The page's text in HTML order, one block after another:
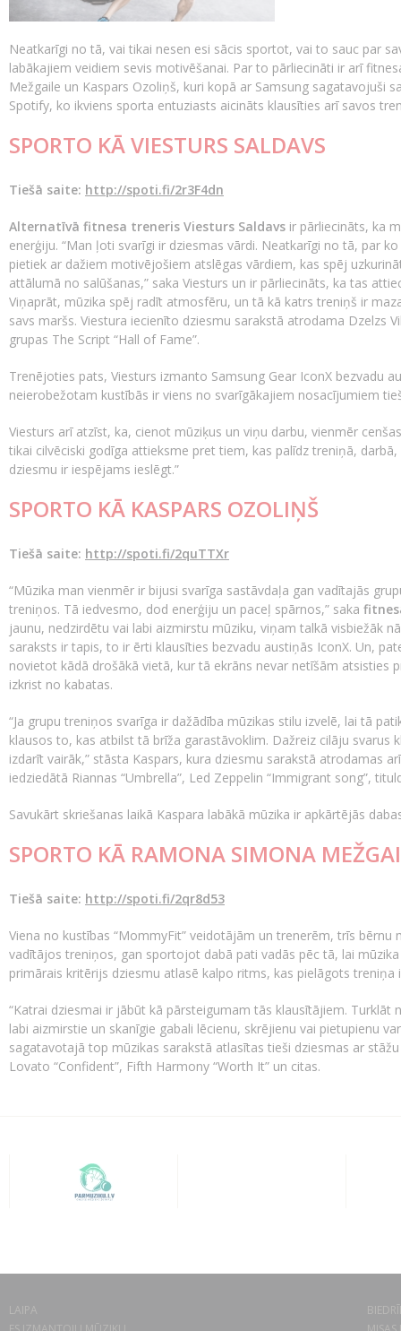
Neatkarīgi no tā, vai tikai nesen esi sācis sportot, vai to sauc par
labākajiem veidiem sevis motivēšanai. Par to pārliecināti ir arī
Mežgaile un Kaspars Ozoliņš, kuri kopā ar Samsung sagatavojuši
Spotify, ko ikviens sporta entuziasts aicināts klausīties arī savos
SPORTO KĀ VIESTURS SALDAVS
Tiešā saite: http://spoti.fi/2r3F4dn
Alternatīvā fitnesa treneris Viesturs Saldavs ir pārliecināts, ka
enerģiju. “Man ļoti svarīgi ir dziesmas vārdi. Neatkarīgi no tā, par
pietiek ar dažiem motivējošiem atslēgas vārdiem, kas spēj
attālumā no salūšanas,” saka Viesturs un ir pārliecināts, ka tas
Viņaprāt, mūzika spēj radīt atmosfēru, un tā kā katrs treniņš ir
savs maršs. Viestura iecienīto dziesmu sarakstā atrodama Dzelzs
grupas The Script “Hall of Fame”.
Trenējoties pats, Viesturs izmanto Samsung Gear IconX bezvadu
neierobežotam kustībās ir viens no svarīgākajiem nosacījumiem
Viesturs arī atzīst, ka, cienot mūziķus un viņu darbu, vienmēr
tikai cilvēciski godīga attieksme pret tiem, kas palīdz treniņā,
dziesmu ir iespējams ieslēgt.”
SPORTO KĀ KASPARS OZOLIŅŠ
Tiešā saite: http://spoti.fi/2quTTXr
“Mūzika man vienmēr ir bijusi svarīga sastāvdaļa gan vadītajās
treniņos. Tā iedvesmo, dod enerģiju un paceļ spārnos,” saka
jaunu, nedzirdētu vai labi aizmirstu mūziku, viņam talkā visbiežāk
saraksts ir tapis, to ir ērti klausīties bezvadu austiņās IconX. Un,
novietot kādā drošākā vietā, kur tā ekrāns nevar netīšām atsisties
izkrist no kabatas.
“Ja grupu treniņos svarīga ir dažādība mūzikas stilu izvelē, lai tā
klausos to, kas atbilst tā brīža garastāvoklim. Dažreiz cilāju svarus
izdarīt vairāk,” stāsta Kaspars, kura dziesmu sarakstā atrodamas
iedziedātā Riannas “Umbrella”, Led Zeppelin “Immigrant song”,
Savukārt skriešanas laikā Kaspara labākā mūzika ir apkārtējās
SPORTO KĀ RAMONA SIMONA
Tiešā saite: http://spoti.fi/2qr8d53
Viena no kustības “MommyFit” veidotājām un trenerēm, trīs
vadītājos treniņos, gan sportojot dabā pati vadās pēc tā, lai
primārais kritērijs dziesmu atlasē kalpo ritms, kas pielāgots treniņa
“Katrai dziesmai ir jābūt kā pārsteigumam tās klausītājiem.
labi aizmirstie un skanīgie gabali lēcienu, skrējienu vai pietupienu
sagatavotajā top mūzikas sarakstā atlasītas tieši dziesmas ar
Lovato “Confident”, Fifth Harmony “Worth It” un citas.
LAIPA